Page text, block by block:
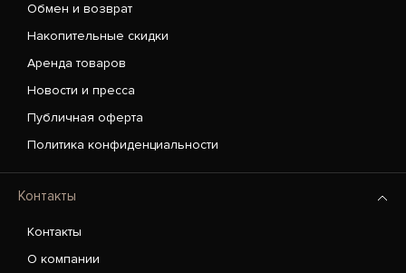
Обмен и возврат
Накопительные скидки
Аренда товаров
Новости и пресса
Публичная оферта
Политика конфиденциальности
Контакты
Контакты
О компании